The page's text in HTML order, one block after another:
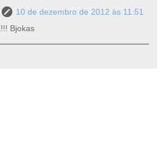
10 de dezembro de 2012 às 11:51
Bjokas